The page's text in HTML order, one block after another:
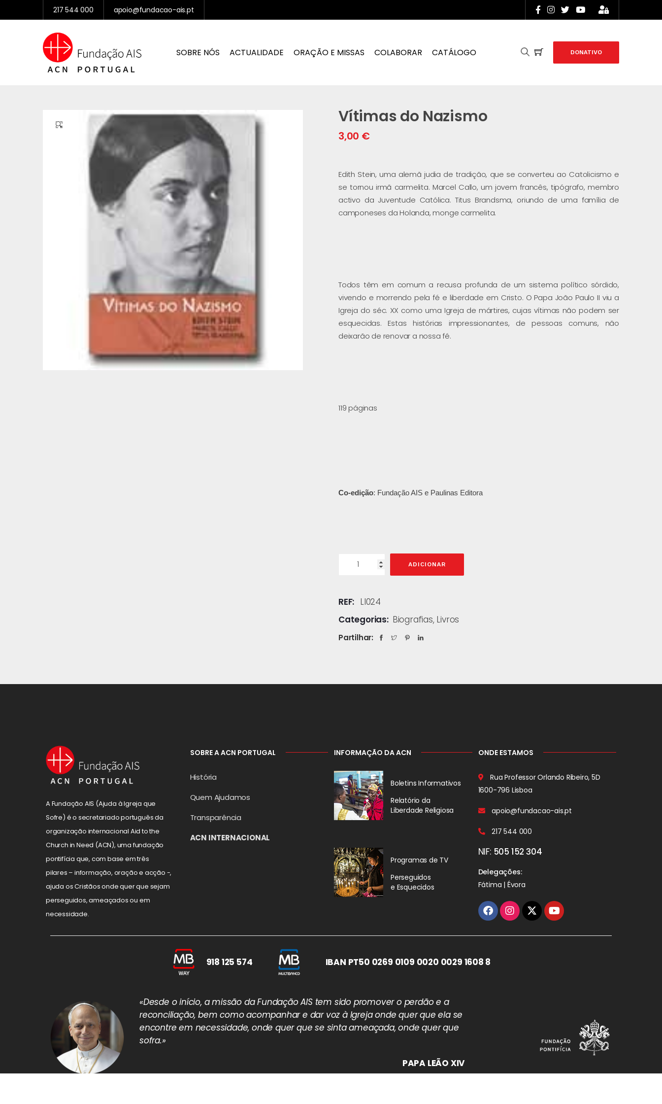
217 544 000 apoio@fundacao-ais.pt
SOBRE NÓS ACTUALIDADE ORAÇÃO E MISSAS COLABORAR CATÁLOGO DONATIVO
🔍 Vítimas do Nazismo
3,00 €
Edith Stein, uma alemã judia de tradição, que se converteu ao Catolicismo e
se tornou irmã carmelita. Marcel Callo, um jovem francês, tipógrafo, membro
activo da Juventude Católica. Titus Brandsma, oriundo de uma família de
camponeses da Holanda, monge carmelita.
Todos têm em comum a recusa profunda de um sistema político sórdido,
vivendo e morrendo pela fé e liberdade em Cristo. O Papa João Paulo II viu a
Igreja do séc. XX como uma Igreja de mártires, cujas vítimas não podem ser
esquecidas. Estas histórias impressionantes, de pessoas comuns, não
deixarão de renovar a nossa fé.
119 páginas
Co-edição: Fundação AIS e Paulinas Editora
ADICIONAR
REF: LI024
Categorias: Biografias, Livros
Partilhar:
A Fundação AIS (Ajuda à Igreja que
Sofre) é o secretariado português da
organização internacional Aid to the
Church in Need (ACN), uma fundação
pontifícia que, com base em três
pilares – informação, oração e acção -,
ajuda os Cristãos onde quer que sejam
perseguidos, ameaçados ou em
necessidade.
SOBRE A ACN PORTUGAL
História
Quem Ajudamos
Transparência
ACN INTERNACIONAL
INFORMAÇÃO DA ACN
Boletins Informativos
Relatório da
Liberdade Religiosa
Programas de TV
Perseguidos
e Esquecidos
ONDE ESTAMOS
Rua Professor Orlando Ribeiro, 5D
1600-796 Lisboa
apoio@fundacao-ais.pt
217 544 000
NIF: 505 152 304
Delegações:
Fátima | Évora
918 125 574 IBAN PT50 0269 0109 0020 0029 1608 8
«Desde o início, a missão da Fundação AIS tem sido promover o perdão e a
reconciliação, bem como acompanhar e dar voz à Igreja onde quer que ela se
encontre em necessidade, onde quer que se sinta ameaçada, onde quer que
sofra.»
PAPA LEÃO XIV